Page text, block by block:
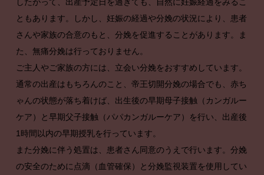
したがって、出産予定日を過ぎても、自然に妊娠経過をみるこ
ともあります。しかし、妊娠の経過や分娩の状況により、患者
さんや家族の合意のもと、分娩を促進することがあります。ま
た、無痛分娩は行っておりません。
ご主人やご家族の方には、立会い分娩をおすすめしています。
通常の出産はもちろんのこと、帝王切開分娩の場合でも、赤ち
ゃんの状態が落ち着けば、出生後の早期母子接触（カンガルー
ケア）と早期父子接触（パパカンガルーケア）を行い、出産後
1時間以内の早期授乳を行っています。
また分娩に伴う処置は、患者さん同意のうえで行います。分娩
の安全のために点滴（血管確保）と分娩監視装置を使用してい